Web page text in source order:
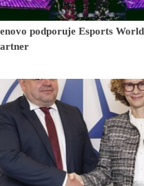
podporuje Esports